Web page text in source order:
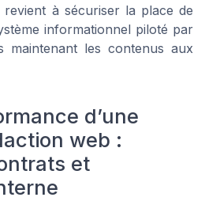
à sécuriser la place de
informationnel piloté par
maintenant les contenus aux
d’une
web :
et